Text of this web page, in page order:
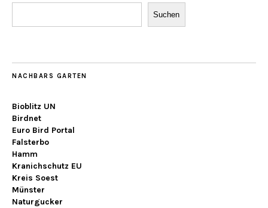
Suchen
NACHBARS GARTEN
Bioblitz UN
Birdnet
Euro Bird Portal
Falsterbo
Hamm
Kranichschutz EU
Kreis Soest
Münster
Naturgucker